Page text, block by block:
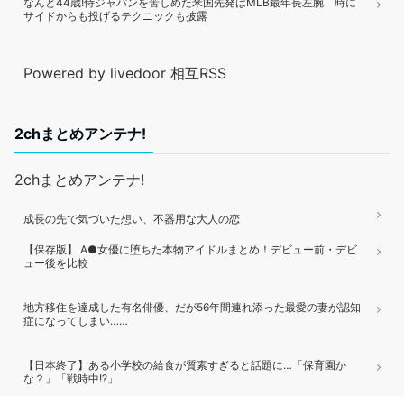
サイドからも投げるテクニックも披露
Powered by livedoor 相互RSS
2chまとめアンテナ!
2chまとめアンテナ!
成長の先で気づいた想い、不器用な大人の恋
【保存版】 A●女優に堕ちた本物アイドルまとめ！デビュー前・デビ
ュー後を比較
地方移住を達成した有名俳優、だが56年間連れ添った最愛の妻が認知
症になってしまい……
【日本終了】ある小学校の給食が質素すぎると話題に…「保育園か
な？」「戦時中!?」